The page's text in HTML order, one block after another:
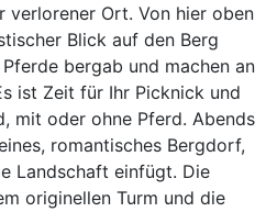
verlorener Ort. Von hier oben
Blick auf den Berg
bergab und machen an
ist Zeit für Ihr Picknick und
mit oder ohne Pferd. Abends
romantisches Bergdorf,
Landschaft einfügt. Die
originellen Turm und die